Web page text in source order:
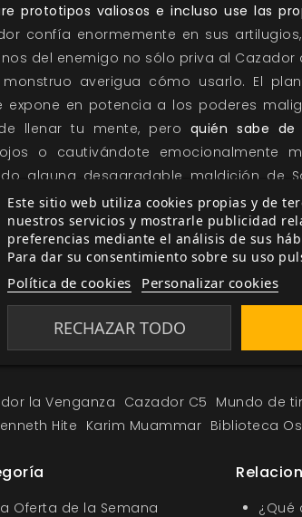
prototipos valiosos e incluso use las
confía enormemente en sus artilugios,
del enemigo no sólo priva al
averigua cómo usarlo. El
expone en potencia a los poderes
llenar tu mente, pero quién sabe de
o cautivándote emocionalmente
alguna desagradable maldición de
de que se mueven más rápido,
la Venganza Cazador C5 Mundo de
Hite Karim Muammar Biblioteca
Oferta de la Semana
¿Qué
Este sitio web utiliza cookies propias y de
nuestros servicios y mostrarle publicidad
preferencias mediante el análisis de sus
Para dar su consentimiento sobre su uso
Política de cookies Personalizar cookies
RECHAZAR TODO